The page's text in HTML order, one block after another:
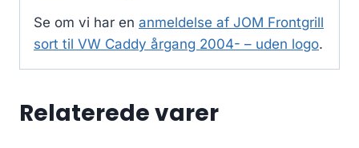
Se om vi har en anmeldelse af JOM Frontgrill
sort til VW Caddy årgang 2004- – uden logo.
Relaterede varer